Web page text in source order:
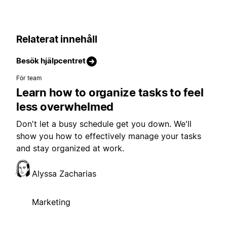
Relaterat innehåll
Besök hjälpcentret
För team
Learn how to organize tasks to feel
less overwhelmed
Don't let a busy schedule get you down. We'll
show you how to effectively manage your tasks
and stay organized at work.
Alyssa Zacharias
Marketing